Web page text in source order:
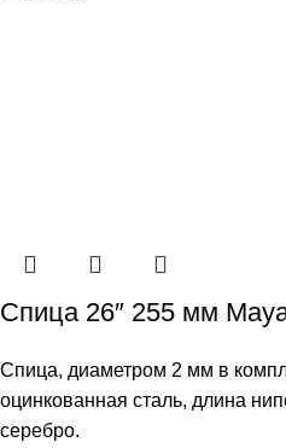
Спица 26″ 255 мм
Спица, диаметром 2 мм в
оцинкованная сталь, длина
серебро.